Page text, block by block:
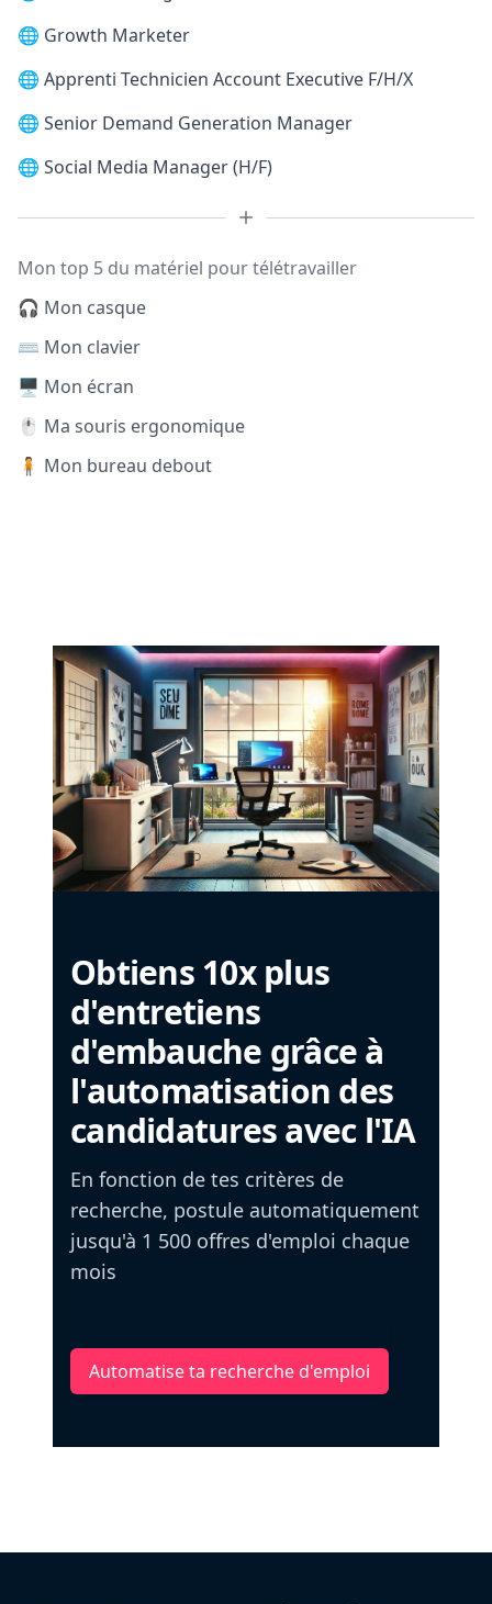
🌐 Growth Marketer
🌐 Apprenti Technicien Account Executive F/H/X
🌐 Senior Demand Generation Manager
🌐 Social Media Manager (H/F)
Mon top 5 du matériel pour télétravailler
🎧 Mon casque
⌨️ Mon clavier
🖥️ Mon écran
🖱️ Ma souris ergonomique
🧍 Mon bureau debout
Obtiens 10x plus
d'entretiens
d'embauche grâce à
l'automatisation des
candidatures avec l'IA
En fonction de tes critères de
recherche, postule automatiquement
jusqu'à 1 500 offres d'emploi chaque
mois
Automatise ta recherche d'emploi